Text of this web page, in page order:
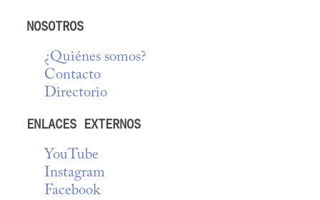
NOSOTROS
¿Quiénes somos?
Contacto
Directorio
ENLACES EXTERNOS
YouTube
Instagram
Facebook